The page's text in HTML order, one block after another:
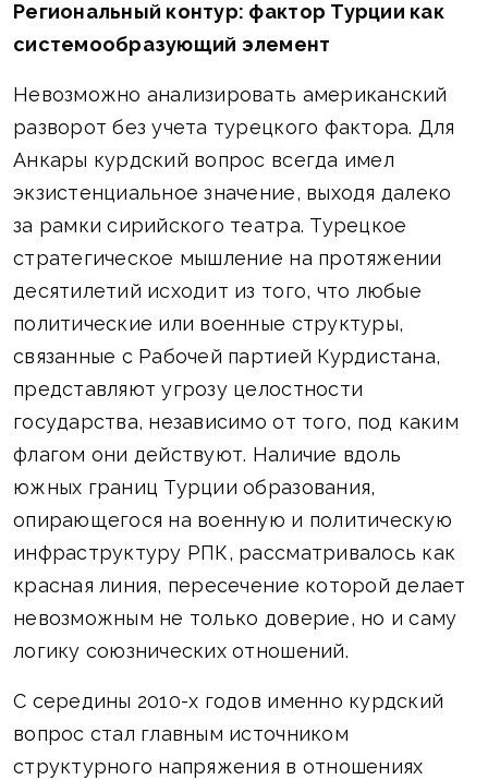
Региональный контур: фактор Турции как
системообразующий элемент
Невозможно анализировать американский
разворот без учета турецкого фактора. Для
Анкары курдский вопрос всегда имел
экзистенциальное значение, выходя далеко
за рамки сирийского театра. Турецкое
стратегическое мышление на протяжении
десятилетий исходит из того, что любые
политические или военные структуры,
связанные с Рабочей партией Курдистана,
представляют угрозу целостности
государства, независимо от того, под каким
флагом они действуют. Наличие вдоль
южных границ Турции образования,
опирающегося на военную и политическую
инфраструктуру РПК, рассматривалось как
красная линия, пересечение которой делает
невозможным не только доверие, но и саму
логику союзнических отношений.
С середины 2010-х годов именно курдский
вопрос стал главным источником
структурного напряжения в отношениях